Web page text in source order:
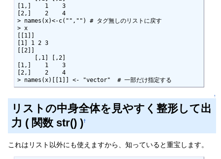
[1,]    1    3
[2,]    2    4
> names(x)<-c("","") # タグ無しのリストに戻す
> x
[[1]]
[1] 1 2 3
[[2]]
[1,]    1    3
[2,]    2    4
> names(x)[[1]] <- "vector"  # 一部だけ指定する
↑
リストの中身全体を見やすく整形して出
力 ( 関数 str() )†
これはリスト以外にも使えますから、知っていると重宝します。